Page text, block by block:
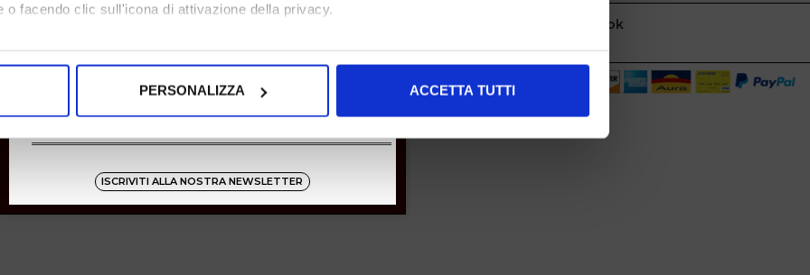
o facendo clic sull'icona di attivazione della privacy.
anche:
scansionandolo attivamente alla ricerca di caratteristiche specifiche (impronte
elaborati i tuoi dati personali e imposta le tue preferenze nella
PERSONALIZZA ACCETTA TUTTI
Facebook
ISCRIVITI ALLA NOSTRA NEWSLETTER